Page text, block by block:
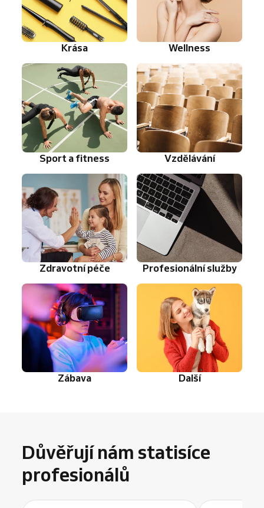
Krása Wellness
Sport a fitness Vzdělávání
Zdravotní péče Profesionální služby
Zábava Další
Důvěřují nám statisíce
profesionálů